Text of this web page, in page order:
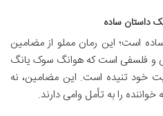
داستان ساده
است؛ این رمان مملو از مضامین
و فلسفی است که هوانگ سوک یانگ
خود تنیده است. این مضامین، نه
خواننده را به تأمل وامی دارند.